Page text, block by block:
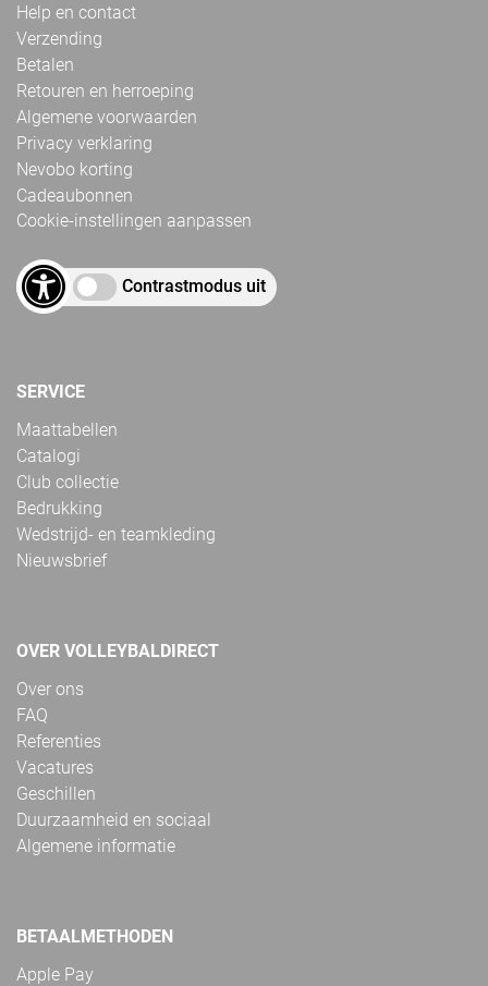
Help en contact
Verzending
Betalen
Retouren en herroeping
Algemene voorwaarden
Privacy verklaring
Nevobo korting
Cadeaubonnen
Cookie-instellingen aanpassen
Contrastmodus uit
SERVICE
Maattabellen
Catalogi
Club collectie
Bedrukking
Wedstrijd- en teamkleding
Nieuwsbrief
OVER VOLLEYBALDIRECT
Over ons
FAQ
Referenties
Vacatures
Geschillen
Duurzaamheid en sociaal
Algemene informatie
BETAALMETHODEN
Apple Pay